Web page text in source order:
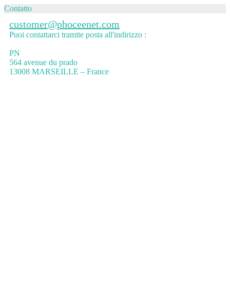
Contatto
customer@phoceenet.com
Puoi contattarci tramite posta all'indirizzo :
PN
564 avenue du prado
13008 MARSEILLE – France